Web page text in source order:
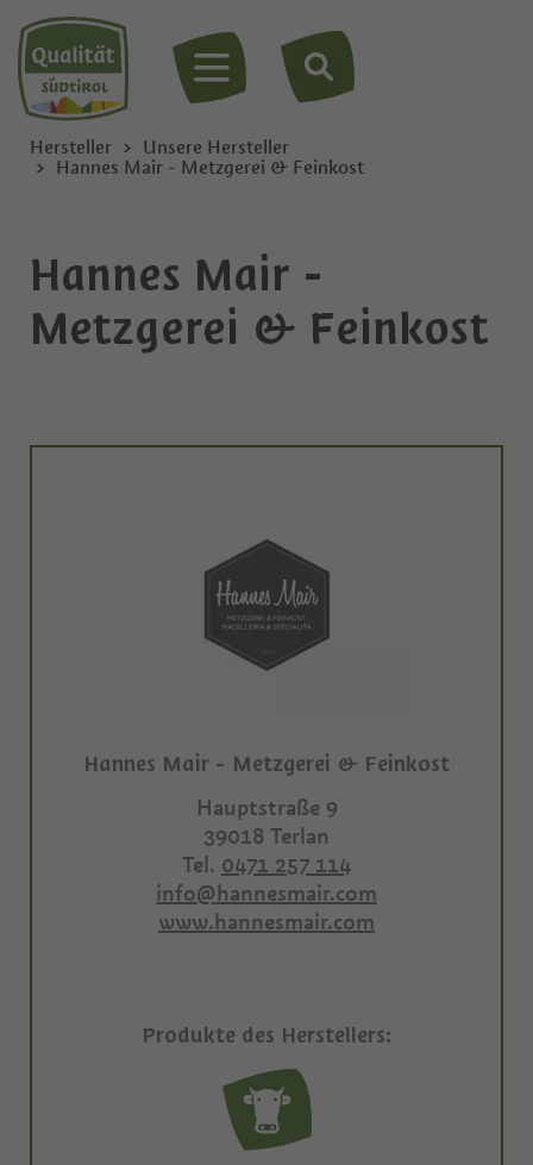
MENÜ
Hersteller
Unsere Hersteller
Hannes Mair - Metzgerei & Feinkost
Hannes Mair -
Metzgerei & Feinkost
Hannes Mair - Metzgerei & Feinkost
Hauptstraße 9
39018 Terlan
Tel. 0471 257 114
info@hannesmair.com
www.hannesmair.com
Produkte des Herstellers: